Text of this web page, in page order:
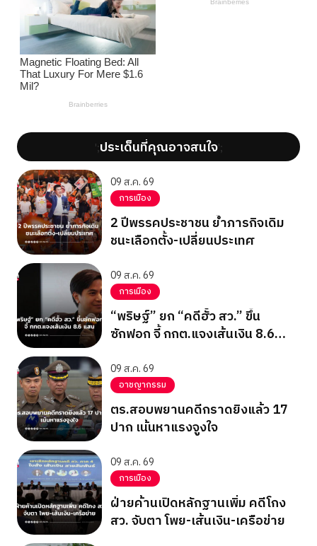
';ประเด็นที่คุณอาจสนใจ';
09 ส.ค. 69
การเมือง
2 ปีพรรคประชาชน ย้ำภารกิจเดิม
ชนะเลือกตั้ง-เปลี่ยนประเทศ
09 ส.ค. 69
การเมือง
“พริษฐ์” ยก “คดีฮั้ว สว.” ขึ้น
ซักฟอก จี้ กกต.แจงเส้นเงิน 8.6
09 ส.ค. 69
อาชญากรรม
ตร.สอบพยานคดีกราดยิงแล้ว 17
ปาก เน้นหาแรงจูงใจ
09 ส.ค. 69
การเมือง
ฝ่ายค้านเปิดหลักฐานเพิ่ม คดีโกง
สว. จับตา โพย-เส้นเงิน-เครือข่าย